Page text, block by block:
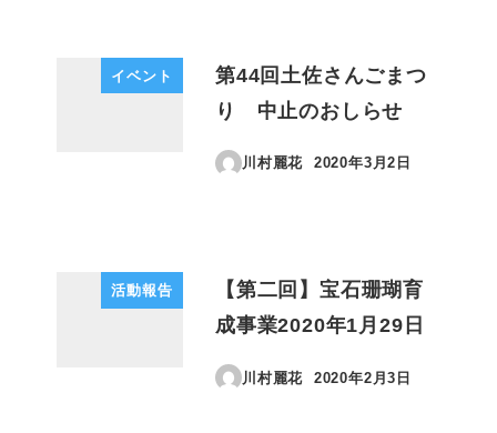
イベント
第44回土佐さんごまつ
り 中止のおしらせ
川村麗花
投稿日
2020年3月2日
活動報告
【第二回】宝石珊瑚育
成事業2020年1月29日
川村麗花
投稿日
2020年2月3日